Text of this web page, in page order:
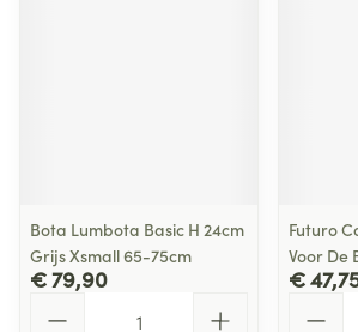
Bota Lumbota Basic H 24cm
Grijs Xsmall 65-75cm
€ 79,90
Futuro
Voor De
€